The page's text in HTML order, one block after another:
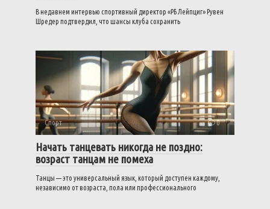
В недавнем интервью спортивный директор «РБ Лейпциг» Рувен
Шредер подтвердил, что шансы клуба сохранить
Спорт 0
Начать танцевать никогда не поздно:
возраст танцам не помеха
Танцы — это универсальный язык, который доступен каждому,
независимо от возраста, пола или профессионального